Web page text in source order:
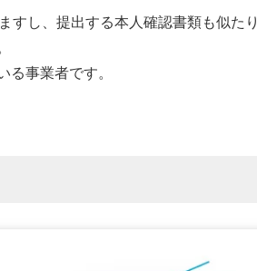
すし、提出する本人確認書類も似た
事業者です。